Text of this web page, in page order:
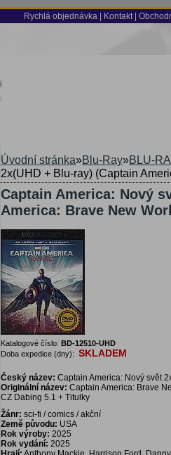
Rychlá objednávka Kontakt
Úvodní stránka»Blu-Ray»BLU-
2x(UHD + Blu-ray) (Captain
Captain America: Nový
America: Brave New
Katalogové číslo: BD-12510-UHD
Doba expedice (dny): SKLADEM
Český název: Captain America: Nový svět
Originální název: Captain America: Brave
CZ Dabing 5.1 + Titulky
Žánr: sci-fi / comics / akční
Země původu: USA
Rok výroby: 2025
Rok vydání: 2025